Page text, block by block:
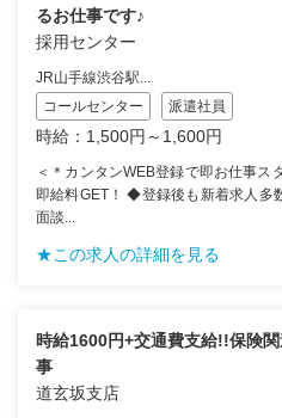
るお仕事です♪
採用センター
JR山手線渋谷駅...
コールセンター
派遣社員
時給：1,500円～1,600円
＜＊カンタンWEB登録で即お仕事ス
即給料GET！ ◆登録後も新着求人多
面談...
★この求人の詳細を見る
時給1600円+交通費支給!!保険
事
道玄坂支店